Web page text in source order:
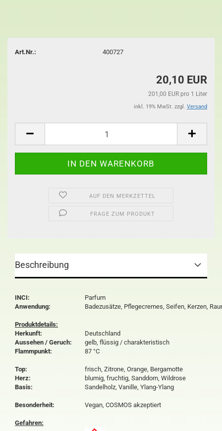
Art.Nr.: 400727
20,10 EUR
201,00 EUR pro 1 Liter
inkl. 19% MwSt. zzgl. Versand
AUF DEN MERKZETTEL
FRAGE ZUM PRODUKT
Beschreibung
INCI:
Parfum
Anwendung:
Badezusätze, Pflegecremes, Seifen, Kerzen,
Produktdetails:
Herkunft:
Deutschland
Aussehen / Geruch:
gelb, flüssig / charakteristisch
Flammpunkt:
87 °C
Top:
frisch, Zitrone, Orange, Bergamotte
Herz:
blumig, fruchtig, Sanddorn, Wildrose
Basis:
Sandelholz, Vanille, Ylang-Ylang
Besonderheit: Vegan, COSMOS akzeptiert
Gefahren: